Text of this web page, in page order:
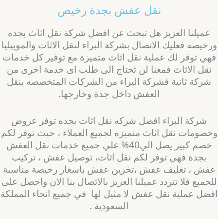
نقل عفش بجدة رخيص
عميلنا العزيز هل تبحث عن افضل شركة نقل اثاث بجده
فعليك الاتصال بشركة البراء لنقل الاثاث والموبيليا
توفر لك عملية نقل اثاث متميزة مع توفير كل خدمات
نقل الاثاث فمعنا لن تحتاج الى طلب اى خدمة اخرى من
شركة ثانية فشركة البراء من الشركات المتخصصه بنقل
العفش داخل جدة وخارجها.
شركة البراء افضل شركه نقل اثاث بجده توفر عروض
نقل اثاث متميزه لجميع العملاء ، حيث توفر لكم
خصم كبير يصل الي40% علي جميع خدمات نقل العفش
بجدة فهي توفر لكم نقل اثاث، توصيل عفش ، تركيب
، تغليف عفش ،تخزين عفش باسعار رخيصة مناسبة
فلا تتردد عميلنا العزيز بالاتصال بنا الان واحصل على
عملية نقل عفش لا مثيل لها في جميع انحاء المملكة
السعودية .